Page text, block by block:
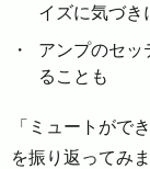
イズに気づき
アンプのセッ
ることも
「ミュートがで
を振り返ってみ